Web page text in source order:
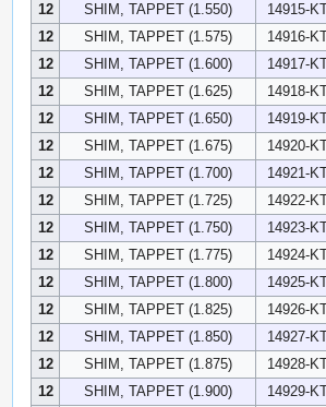
12
SHIM, TAPPET (1.550)
14915-
12
SHIM, TAPPET (1.575)
14916-
12
SHIM, TAPPET (1.600)
14917-
12
SHIM, TAPPET (1.625)
14918-
12
SHIM, TAPPET (1.650)
14919-
12
SHIM, TAPPET (1.675)
14920-
12
SHIM, TAPPET (1.700)
14921-
12
SHIM, TAPPET (1.725)
14922-
12
SHIM, TAPPET (1.750)
14923-
12
SHIM, TAPPET (1.775)
14924-
12
SHIM, TAPPET (1.800)
14925-
12
SHIM, TAPPET (1.825)
14926-
12
SHIM, TAPPET (1.850)
14927-
12
SHIM, TAPPET (1.875)
14928-
12
SHIM, TAPPET (1.900)
14929-